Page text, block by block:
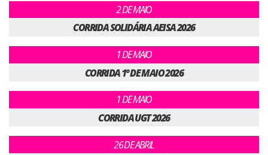
2 DE MAIO
CORRIDA SOLIDÁRIA AEISA 2026
1 DE MAIO
CORRIDA 1º DE MAIO 2026
1 DE MAIO
CORRIDA UGT 2026
26 DE ABRIL